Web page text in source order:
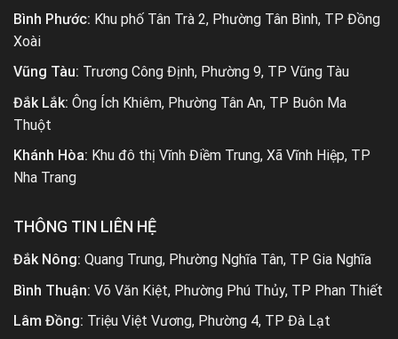
Bình Phước: Khu phố Tân Trà 2, Phường Tân Bình, TP Đồng
Xoài
Vũng Tàu: Trương Công Định, Phường 9, TP Vũng Tàu
Đắk Lắk: Ông Ích Khiêm, Phường Tân An, TP Buôn Ma
Thuột
Khánh Hòa: Khu đô thị Vĩnh Điềm Trung, Xã Vĩnh Hiệp, TP
Nha Trang
THÔNG TIN LIÊN HỆ
Đắk Nông: Quang Trung, Phường Nghĩa Tân, TP Gia Nghĩa
Bình Thuận: Võ Văn Kiệt, Phường Phú Thủy, TP Phan Thiết
Lâm Đồng: Triệu Việt Vương, Phường 4, TP Đà Lạt